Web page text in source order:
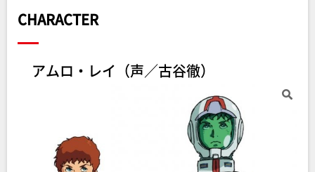
CHARACTER
アムロ・レイ（声／古谷徹）